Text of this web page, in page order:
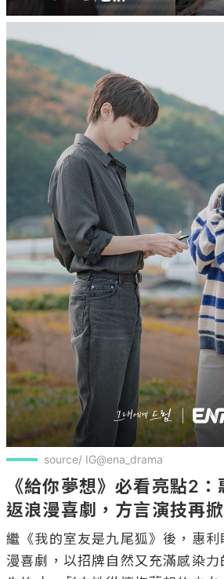
source/ IG@ena_drama
《給你夢想》必看亮點2
返浪漫喜劇，方言演技再
繼《我的室友是九尾狐》後，惠
漫喜劇，以招牌自然又充滿感染力